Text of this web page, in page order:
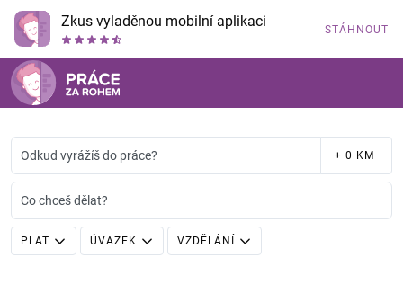
Zkus vyladěnou mobilní aplikaci STÁHNOUT
Odkud vyrážíš do práce? + 0 KM
Co chceš dělat?
PLAT ÚVAZEK VZDĚLÁNÍ